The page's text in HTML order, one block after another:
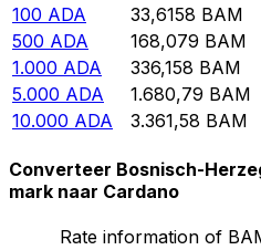
100 ADA 33,6158 BAM
500 ADA 168,079 BAM
1.000 ADA 336,158 BAM
5.000 ADA 1.680,79 BAM
10.000 ADA 3.361,58 BAM
Converteer Bosnisch-
mark naar Cardano
Rate information of